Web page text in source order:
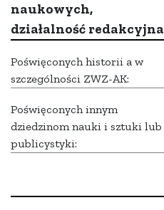
naukowych,
działalność redakcyjna
Poświęconych historii a w
szczególności ZWZ-AK:
Poświęconych innym
dziedzinom nauki i sztuki lub
publicystyki: